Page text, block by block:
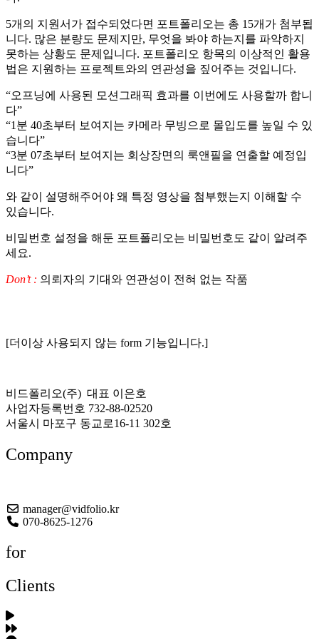
5개의 지원서가 접수되었다면 포트폴리오는 총 15개가 첨부됩
니다. 많은 분량도 문제지만, 무엇을 봐야 하는지를 파악하지
못하는 상황도 문제입니다. 포트폴리오 항목의 이상적인 활용
법은 지원하는 프로젝트와의 연관성을 짚어주는 것입니다.
“오프닝에 사용된 모션그래픽 효과를 이번에도 사용할까 합니
다”
“1분 40초부터 보여지는 카메라 무빙으로 몰입도를 높일 수 있
습니다”
“3분 07초부터 보여지는 회상장면의 룩앤필을 연출할 예정입
니다”
와 같이 설명해주어야 왜 특정 영상을 첨부했는지 이해할 수
있습니다.
비밀번호 설정을 해둔 포트폴리오는 비밀번호도 같이 알려주
세요.
Don’t : 의뢰자의 기대와 연관성이 전혀 없는 작품
[더이상 사용되지 않는 form 기능입니다.]
비드폴리오(주) 대표 이은호
사업자등록번호 732-88-02520
서울시 마포구 동교로16-11 302호
Company
manager@vidfolio.kr
070-8625-1276
for
Clients